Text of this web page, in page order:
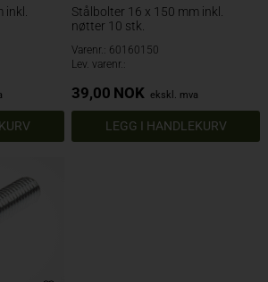
Stålbolter 16 x 150 mm inkl.
nøtter 10 stk.
Varenr.: 60160150
Lev. varenr.:
39,00 NOK ekskl. mva